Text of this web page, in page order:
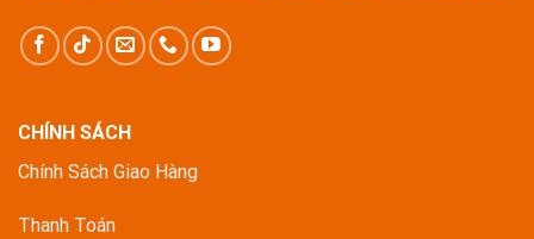
CHÍNH SÁCH
Chính Sách Giao Hàng
Thanh Toán